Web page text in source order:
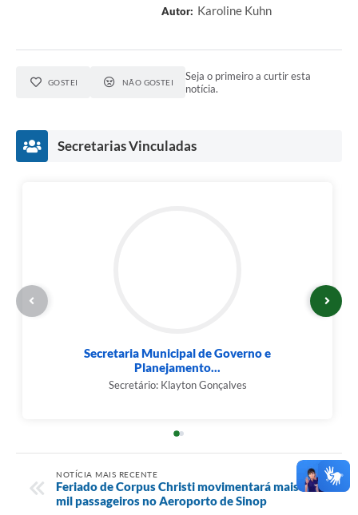
Autor: Karoline Kuhn
GOSTEI NÃO GOSTEI
Seja o primeiro a curtir esta
notícia.
Secretarias Vinculadas
Secretaria Municipal de Governo e
Planejamento...
Secretário: Klayton Gonçalves
NOTÍCIA MAIS RECENTE
Feriado de Corpus Christi movimentará mais de 6
mil passageiros no Aeroporto de Sinop